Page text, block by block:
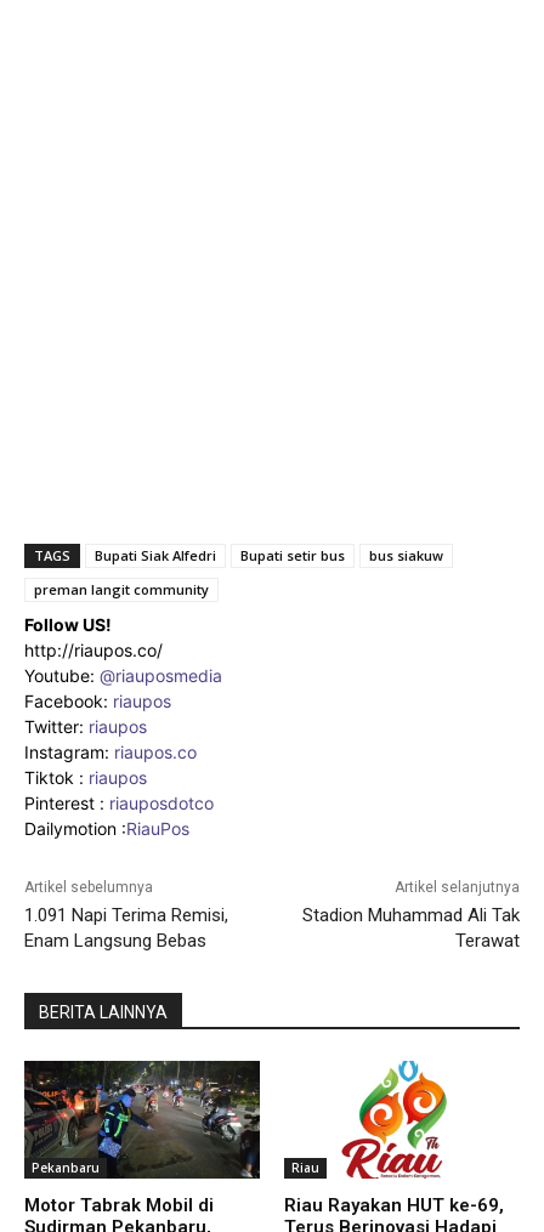
TAGS Bupati Siak Alfedri Bupati setir bus
bus siakuw
preman langit community
Follow US!
http://riaupos.co/
Youtube: @riauposmedia
Facebook: riaupos
Twitter: riaupos
Instagram: riaupos.co
Tiktok : riaupos
Pinterest : riauposdotco
Dailymotion :RiauPos
Artikel sebelumnya
1.091 Napi Terima Remisi,
Enam Langsung Bebas
Artikel selanjutnya
Stadion Muhammad Ali Tak
Terawat
BERITA LAINNYA
Pekanbaru
Motor Tabrak Mobil di
Sudirman Pekanbaru,
Riau
Riau Rayakan HUT ke-69,
Terus Berinovasi Hadapi